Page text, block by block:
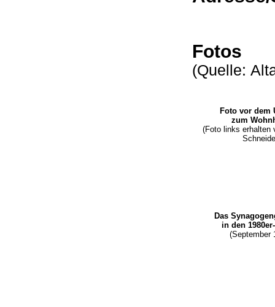
Fotos
(Quelle:
Foto vor dem
zum
(Foto links erhalten
Das
in den
(September